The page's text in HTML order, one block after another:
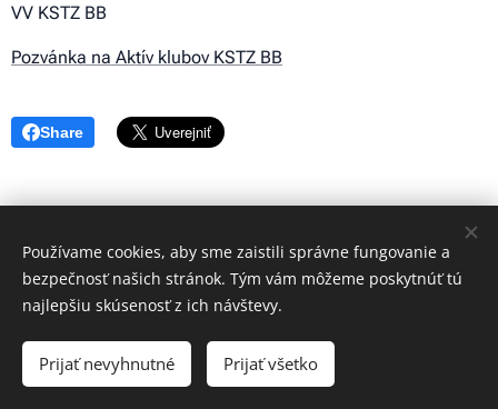
VV KSTZ BB
Pozvánka na Aktív klubov KSTZ BB
Share
Vytvorené službouWebnode
Používame cookies, aby sme zaistili správne fungovanie a
bezpečnosť našich stránok. Tým vám môžeme poskytnúť tú
najlepšiu skúsenosť z ich návštevy.
Prijať nevyhnutné Prijať všetko